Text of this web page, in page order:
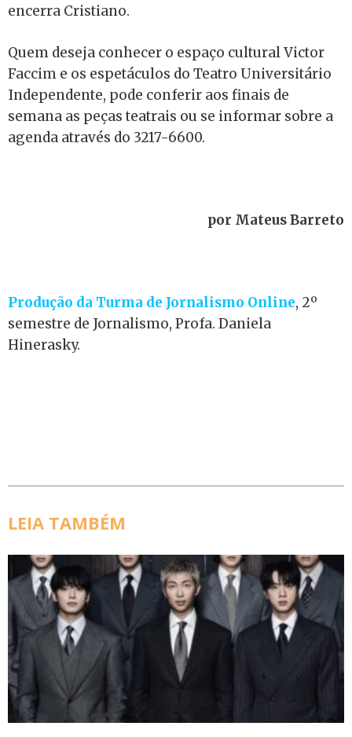
encerra Cristiano.
Quem deseja conhecer o espaço cultural Victor
Faccim e os espetáculos do Teatro Universitário
Independente, pode conferir aos finais de
semana as peças teatrais ou se informar sobre a
agenda através do 3217-6600.
por Mateus Barreto
Produção da Turma de Jornalismo Online, 2º
semestre de Jornalismo, Profa. Daniela
Hinerasky.
LEIA TAMBÉM